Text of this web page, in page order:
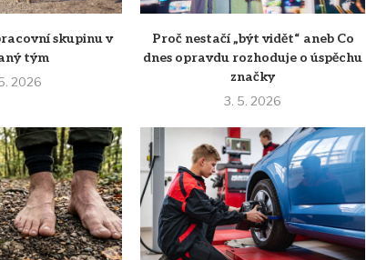
skupinu v
tým
2026
Proč nestačí „být vidět“ aneb Co
dnes opravdu rozhoduje o úspěchu
značky
3. 5. 2026